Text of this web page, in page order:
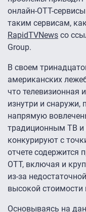
онлайн-ОТТ-
таким сервисам,
RapidTVNews со
Group.
В своем
американских
что телевизионная
изнутри и снаружи,
напрямую
традиционным ТВ
конкурируют с
отчете содержится
OTT, включая и
из-за
высокой стоимости
Основываясь на